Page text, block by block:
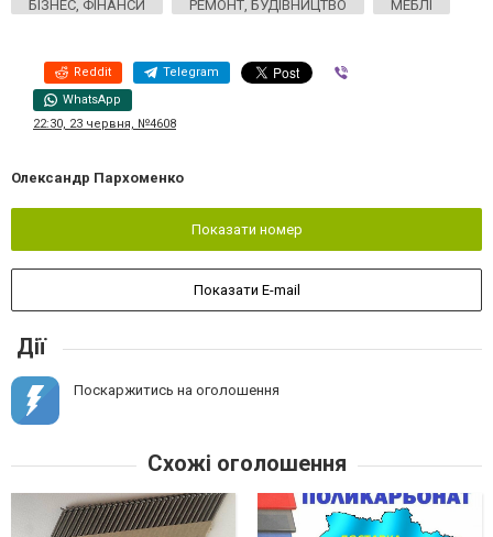
БІЗНЕС, ФІНАНСИ РЕМОНТ, БУДІВНИЦТВО МЕБЛІ
Reddit Telegram
WhatsApp
22:30, 23 червня, №4608
Олександр Пархоменко
Показати номер
Показати E-mail
Дії
Поскаржитись на оголошення
Схожі оголошення